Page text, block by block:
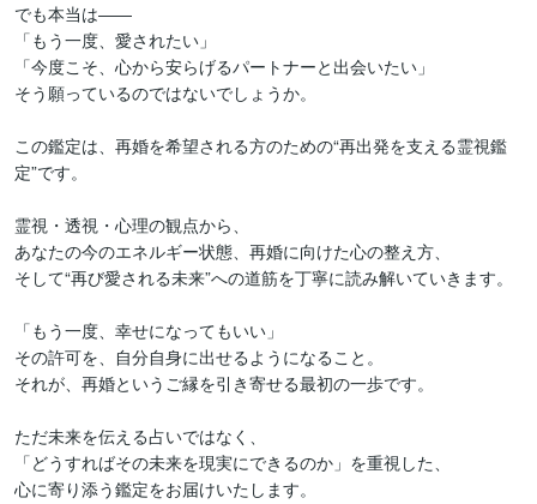
でも本当は――
「もう一度、愛されたい」
「今度こそ、心から安らげるパートナーと出会いたい」
そう願っているのではないでしょうか。
この鑑定は、再婚を希望される方のための“再出発を支える霊視鑑
定”です。
霊視・透視・心理の観点から、
あなたの今のエネルギー状態、再婚に向けた心の整え方、
そして“再び愛される未来”への道筋を丁寧に読み解いていきます。
「もう一度、幸せになってもいい」
その許可を、自分自身に出せるようになること。
それが、再婚というご縁を引き寄せる最初の一歩です。
ただ未来を伝える占いではなく、
「どうすればその未来を現実にできるのか」を重視した、
心に寄り添う鑑定をお届けいたします。